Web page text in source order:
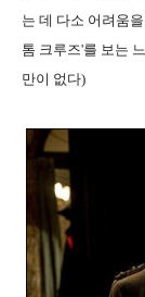
는 데 다소 어려움
톰 크루즈'를 보는
만이 없다)